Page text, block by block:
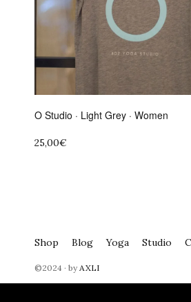
O Studio · Light Grey · Women
25,00€
Shop Blog Yoga Studio
©2024 · by AXLI